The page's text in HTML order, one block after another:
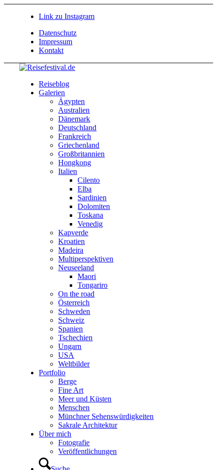
Link zu Instagram
Datenschutz
Impressum
Kontakt
Reiseblog
Galerien
Ägypten
Australien
Dänemark
Deutschland
Frankreich
Griechenland
Großbritannien
Hongkong
Italien
Cilento
Elba
Sardinien
Dolomiten
Toskana
Venedig
Kapverde
Kroatien
Madeira
Multiperspektiven
Neuseeland
Maori
Tongariro
On the road
Österreich
Schweden
Schweiz
Spanien
Tschechien
Ungarn
USA
Weltbilder
Portfolio
Berge
Fine Art
Meer und Küsten
Menschen
Münchner Sehenswürdigkeiten
Sakrale Architektur
Über mich
Fotografie
Veröffentlichungen